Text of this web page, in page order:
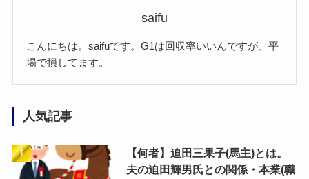
saifu
こんにちは。saifuです。G1は回収率いいんですが、平
場で損してます。
人気記事
【何者】迫田三果子(馬主)とは。
夫の迫田輝男氏との関係・本業(職